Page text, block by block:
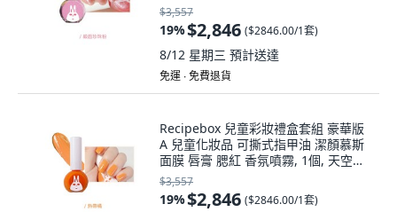
$3,557
19%$2,846 ($2846.00/1套)
8/12 星期三 預計送達
免運 ∙ 免費退貨
Recipebox 兒童彩妝禮盒套組 豪華版
A 兒童化妝品 可撕式指甲油 潔顏慕斯
面膜 唇膏 腮紅 香氛噴霧, 1個, 天空藍,
熱帶橘, 指甲油1:熱帶橘
$3,557
19%$2,846 ($2846.00/1套)